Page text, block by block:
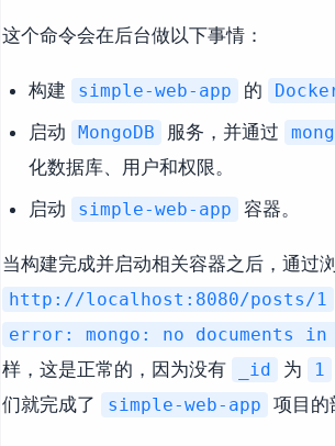
这个命令会在后台做以下事情：
构建 simple-web-app 的
启动
MongoDB 服务，并通过
化数据库、用户和权限。
启动
simple-web-app 容器。
当构建完成并启动相关容器之后，通过
http://localhost:8080/posts/1
error: mongo: no documents
样，这是正常的，因为没有
_id 为 1
们就完成了
simple-web-app 项目的